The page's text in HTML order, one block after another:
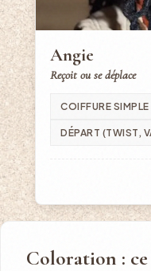
Angie
Reçoit ou se déplace
COIFFURE SIMPLE
DÉPART (TWIST,
Coloration :